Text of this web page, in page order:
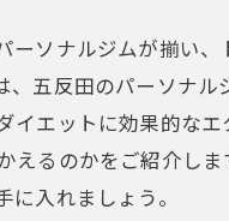
ソナルジムが揃い、
五反田のパーソナル
エットに効果的な
るのかをご紹介し
入れましょう。